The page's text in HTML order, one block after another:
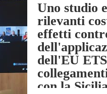
Uno studio
rilevanti
effetti
dell'EU
con la